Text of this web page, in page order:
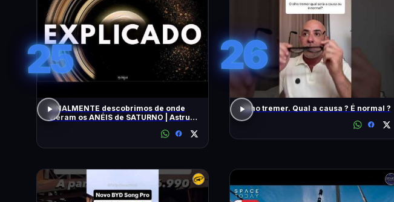
25
FINALMENTE descobrimos de onde
vieram os ANÉIS de SATURNO | Astrum
26
Olho tremer. Qual a causa ? É normal ?